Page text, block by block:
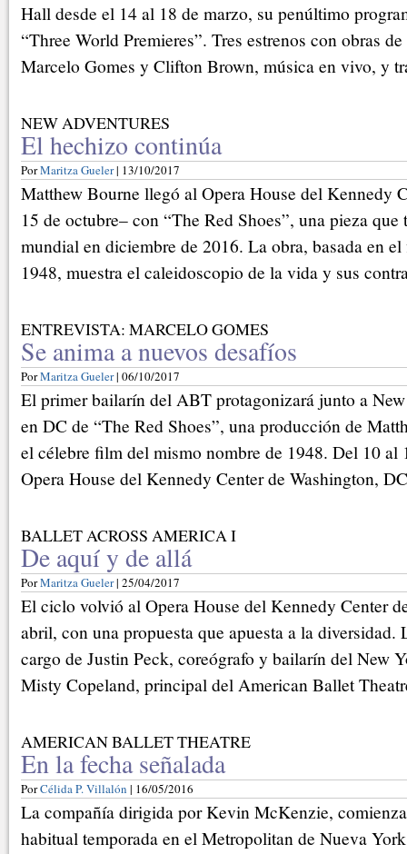
Hall desde el 14 al 18 de marzo, su penúltimo
“Three World Premieres”. Tres estrenos con obras
Marcelo Gomes y Clifton Brown, música en vivo, y
NEW ADVENTURES
El hechizo continúa
PorMaritza Gueler| 13/10/2017
Matthew Bourne llegó al Opera House del Kennedy
15 de octubre– con “The Red Shoes”, una pieza que
mundial en diciembre de 2016. La obra, basada en
1948, muestra el caleidoscopio de la vida y sus
ENTREVISTA: MARCELO GOMES
Se anima a nuevos desafíos
PorMaritza Gueler| 06/10/2017
El primer bailarín del ABT protagonizará junto a
en DC de “The Red Shoes”, una producción de
el célebre film del mismo nombre de 1948. Del 10 al
Opera House del Kennedy Center de Washington,
BALLET ACROSS AMERICA I
De aquí y de allá
PorMaritza Gueler| 25/04/2017
El ciclo volvió al Opera House del Kennedy Center
abril, con una propuesta que apuesta a la diversidad.
cargo de Justin Peck, coreógrafo y bailarín del New
Misty Copeland, principal del American Ballet
AMERICAN BALLET THEATRE
En la fecha señalada
PorCélida P. Villalón | 16/05/2016
La compañía dirigida por Kevin McKenzie,
habitual temporada en el Metropolitan de Nueva